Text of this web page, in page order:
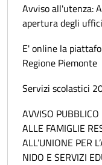
Avviso all'utenza:
apertura degli
E' online la
Regione Piemonte
Servizi scolastici
AVVISO PUBBLICO
ALLE FAMIGLIE
ALL’UNIONE PER
NIDO E SERVIZI